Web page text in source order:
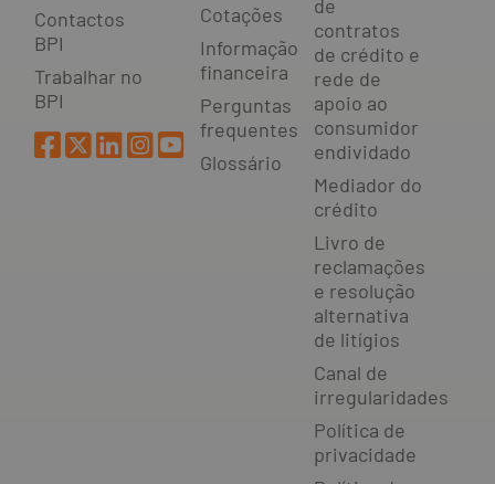
Contactos
BPI
Trabalhar no
BPI
Cotações
Informação
financeira
Perguntas
frequentes
Glossário
de
contratos
de crédito e
rede de
apoio ao
consumidor
endividado
Mediador do
crédito
Livro de
reclamações
e resolução
alternativa
de litígios
Canal de
irregularidades
Política de
privacidade